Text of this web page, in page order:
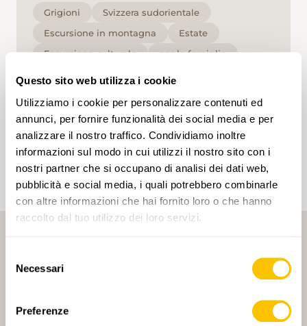
Questo sito web utilizza i cookie
Utilizziamo i cookie per personalizzare contenuti ed
annunci, per fornire funzionalità dei social media e per
analizzare il nostro traffico. Condividiamo inoltre
informazioni sul modo in cui utilizzi il nostro sito con i
nostri partner che si occupano di analisi dei dati web,
pubblicità e social media, i quali potrebbero combinarle
con altre informazioni che hai fornito loro o che hanno
raccolto dal tuo utilizzo dei loro servizi.
delNecessari
Preferenze
Grigioni
Svizzera sudorientale
Escursione in montagna
Estate
Escursione culturale
per le famiglie
Cliccando su un tag, puoi aggiungerlo al tuo
account e ottenere contenuti personalizzati in base
ai tuoi interessi. I tag possono essere salvati solo in
un account.